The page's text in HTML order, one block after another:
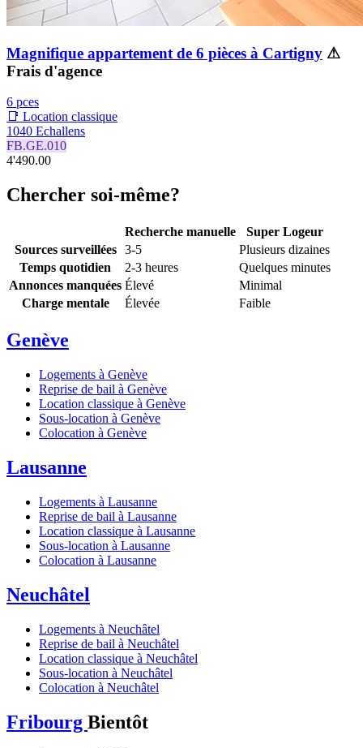
Magnifique appartement de 6 pièces à Cartigny ⚠
Frais d'agence
6 pces
📑 Location classique
1040 Echallens
FB.GE.010
4'490.00
Chercher soi-même?
Recherche manuelle
Super Logeur
Sources surveillées
3-5
Plusieurs dizaines
Temps quotidien
2-3 heures
Quelques minutes
Annonces manquées Élevé
Minimal
Charge mentale
Élevée Faible
Genève
Logements à Genève
Reprise de bail à Genève
Location classique à Genève
Sous-location à Genève
Colocation à Genève
Lausanne
Logements à Lausanne
Reprise de bail à Lausanne
Location classique à Lausanne
Sous-location à Lausanne
Colocation à Lausanne
Neuchâtel
Logements à Neuchâtel
Reprise de bail à Neuchâtel
Location classique à Neuchâtel
Sous-location à Neuchâtel
Colocation à Neuchâtel
Fribourg Bientôt